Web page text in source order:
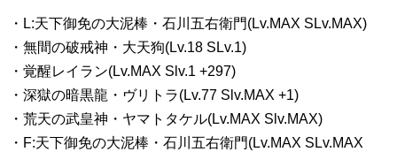
・L:天下御免の大泥棒・石川五右衛門(Lv.MAX SLv.MAX)
・無間の破戒神・大天狗(Lv.18 SLv.1)
・覚醒レイラン(Lv.MAX Slv.1 +297)
・深獄の暗黒龍・ヴリトラ(Lv.77 Slv.MAX +1)
・荒天の武皇神・ヤマトタケル(Lv.MAX Slv.MAX)
・F:天下御免の大泥棒・石川五右衛門(Lv.MAX SLv.MAX